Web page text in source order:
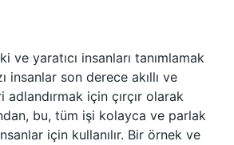
ve yaratıcı insanları tanımlamak
insanlar son derece akıllı ve
adlandırmak için çırçır olarak
bu, tüm işi kolayca ve parlak
için kullanılır. Bir örnek ve